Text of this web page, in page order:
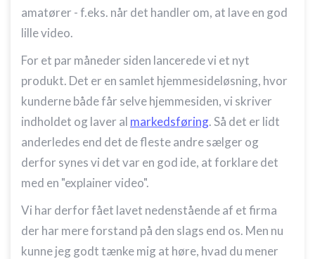
amatører - f.eks. når det handler om, at lave en god
lille video.
For et par måneder siden lancerede vi et nyt
produkt. Det er en samlet hjemmesideløsning, hvor
kunderne både får selve hjemmesiden, vi skriver
indholdet og laver al markedsføring. Så det er lidt
anderledes end det de fleste andre sælger og
derfor synes vi det var en god ide, at forklare det
med en "explainer video".
Vi har derfor fået lavet nedenstående af et firma
der har mere forstand på den slags end os. Men nu
kunne jeg godt tænke mig at høre, hvad du mener